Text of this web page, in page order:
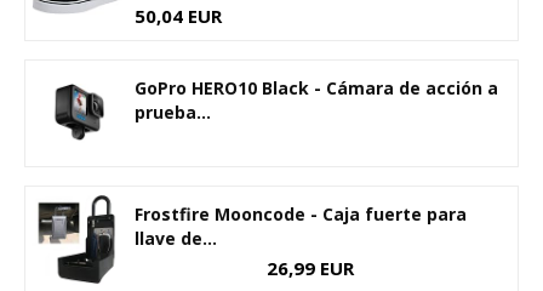
50,04 EUR
GoPro HERO10 Black - Cámara de acción a
prueba...
Frostfire Mooncode - Caja fuerte para
llave de...
26,99 EUR